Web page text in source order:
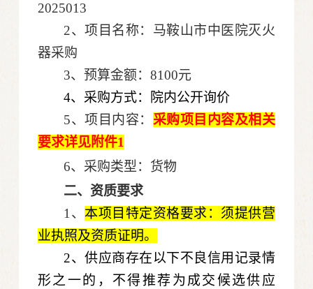
2025013
2、项目名称：马鞍山市中医院灭火
器采购
3、预算金额：8100元
4、采购方式：院内公开询价
5、项目内容： 采购项目内容及相关
要求详见附件1
6、采购类型：货物
二、 资质要求
1、本项目特定资格要求： 须提供营
业执照及资质证明。
2、供应商存在以下不良信用记录情
形之一的，不得推荐为成交候选供应